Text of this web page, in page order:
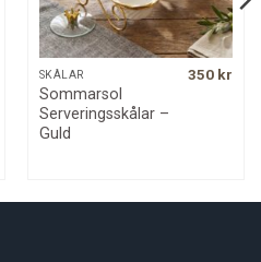
Current
SKÅLAR
Sommarsol
Serveringsskålar –
Guld
350 kr